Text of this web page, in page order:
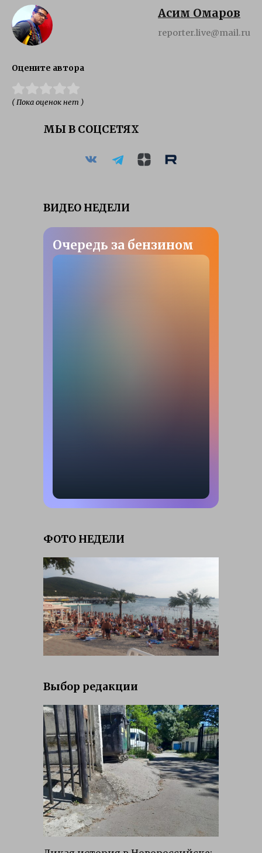
Асим Омаров
reporter.live@mail.ru
Оцените автора
( Пока оценок нет )
МЫ В СОЦСЕТЯХ
ВИДЕО НЕДЕЛИ
Очередь за бензином
ФОТО НЕДЕЛИ
Выбор редакции